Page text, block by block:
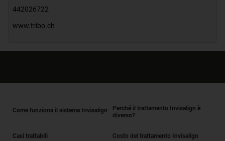
442026722
www.tribo.ch
Come funziona il sistema Invisalign
Perché il trattamento Invisalign è
diverso?
Casi trattabili Costo del trattamento Invisalign